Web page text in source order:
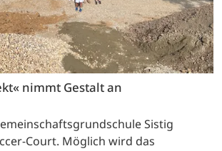
nimmt Gestalt an
Sistig
Court. Möglich wird das